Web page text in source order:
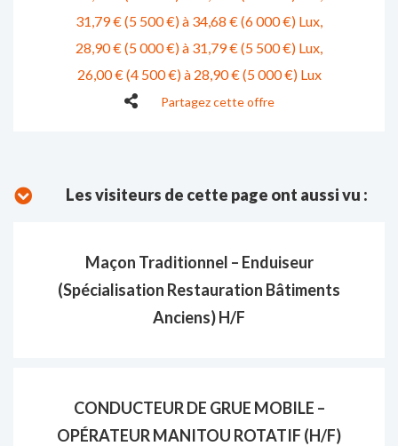
31,79 € (5 500 €) à 34,68 € (6 000 €) Lux
28,90 € (5 000 €) à 31,79 € (5 500 €) Lux
26,00 € (4 500 €) à 28,90 € (5 000 €) Lux
Partagez cette offre
Les visiteurs de cette page ont aussi vu :
Maçon Traditionnel – Enduiseur
(Spécialisation Restauration Bâtiments
Anciens) H/F
CONDUCTEUR DE GRUE MOBILE –
OPÉRATEUR MANITOU ROTATIF (H/F)